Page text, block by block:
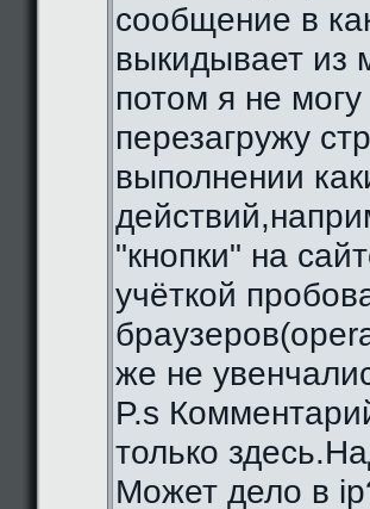
сообщение в
выкидывает из
потом я не
перезагружу
выполнении
"кнопки" на
учёткой
же не
P.s
только
Может дело в